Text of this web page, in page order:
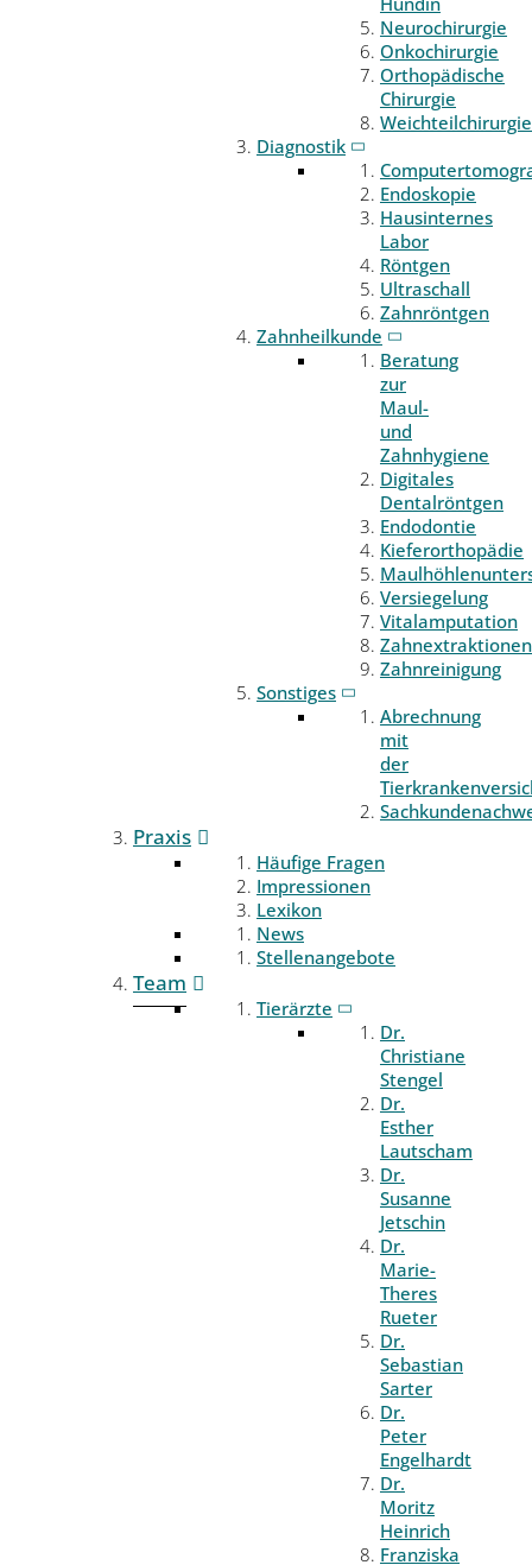
Neurochirurgie
Onkochirurgie
Orthopädische
Chirurgie
Weichteilchirurgie
Diagnostik
Endoskopie
Hausinternes
Labor
Röntgen
Ultraschall
Zahnröntgen
Zahnheilkunde
Beratung
zur
Maul-
und
Zahnhygiene
Digitales
Dentalröntgen
Endodontie
Kieferorthopädie
Versiegelung
Vitalamputation
Zahnextraktionen
Zahnreinigung
Sonstiges
Abrechnung
mit
der
Praxis
Häufige Fragen
Impressionen
Lexikon
News
Stellenangebote
Team
Tierärzte
Dr.
Christiane
Stengel
Dr.
Esther
Lautscham
Dr.
Susanne
Jetschin
Dr.
Marie-
Theres
Rueter
Dr.
Sebastian
Sarter
Dr.
Peter
Engelhardt
Dr.
Moritz
Heinrich
Franziska